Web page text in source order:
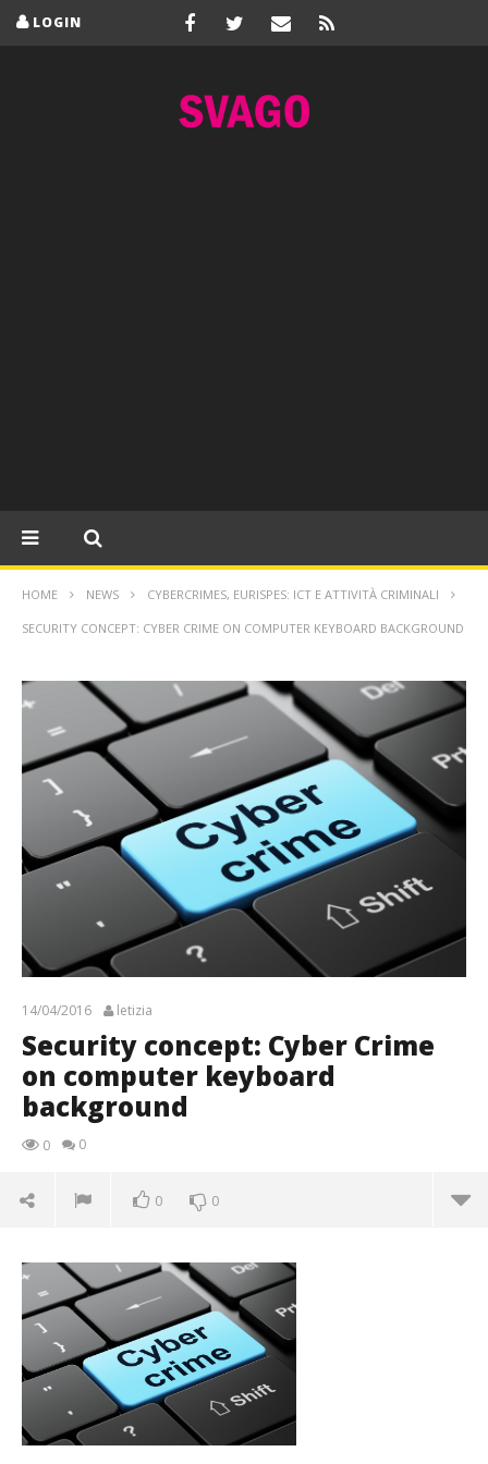
LOGIN
HOME NEWS CYBERCRIMES, EURISPES: ICT E ATTIVITÀ CRIMINALI
SECURITY CONCEPT: CYBER CRIME ON COMPUTER KEYBOARD BACKGROUND
14/04/2016 letizia
Security concept: Cyber Crime
on computer keyboard
background
0 0
0 0
keyboard background
14/04/2016
letizia